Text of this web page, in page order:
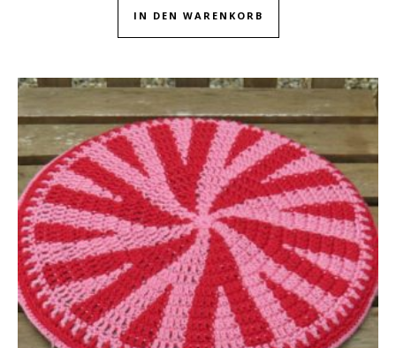
IN DEN WARENKORB